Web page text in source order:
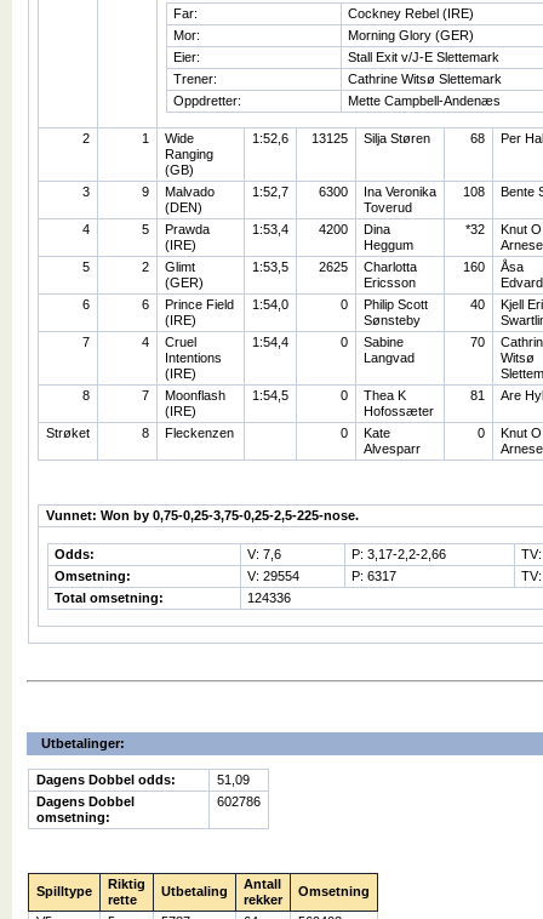
Far:
Cockney Rebel (IRE)
Mor:
Morning Glory (GER)
Eier:
Stall Exit v/J-E Slettemark
Trener:
Cathrine Witsø Slettemark
Oppdretter:
Mette Campbell-Andenæs
2 1
Wide
Ranging
(GB)
1:52,6 13125 Silja Støren 68 Per
3 9
Malvado
(DEN)
1:52,7 6300
Ina Veronika
Toverud
108 Bente
4 5
Prawda
(IRE)
1:53,4 4200
Dina
Heggum
*32
Knut
5
2
Glimt
(GER)
1:53,5 2625
Charlotta
Ericsson
160
Åsa
6
6
Prince Field
(IRE)
1:54,0 0
Philip Scott
Sønsteby
40
Kjell
7
4
Cruel
Intentions
(IRE)
1:54,4 0
Sabine
Langvad
70
Witsø
8
7
Moonflash
(IRE)
1:54,5 0
Thea K
Hofossæter
81 Are
Strøket 8 Fleckenzen 0
Kate
Alvesparr
0
Knut
Vunnet: Won by 0,75-0,25-3,75-0,25-2,5-225-nose.
Odds: V: 7,6 P: 3,17-2,2-2,66
TV:
Omsetning:
V: 29554 P: 6317
Total omsetning:
124336
Utbetalinger:
Dagens Dobbel odds:
51,09
Dagens Dobbel
omsetning:
602786
Spilltype
Riktig
rette
Utbetaling
Antall
rekker
Omsetning